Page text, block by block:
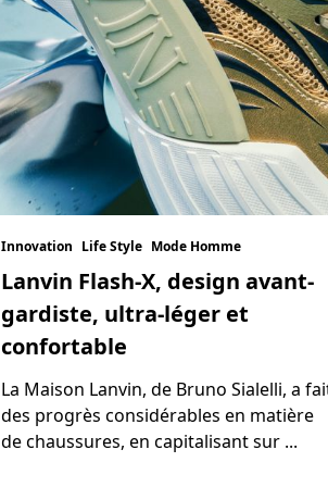
Innovation Life Style Mode Homme
Lanvin Flash-X, design avant-
gardiste, ultra-léger et
confortable
La Maison Lanvin, de Bruno Sialelli, a
des progrès considérables en matière
de chaussures, en capitalisant sur ...